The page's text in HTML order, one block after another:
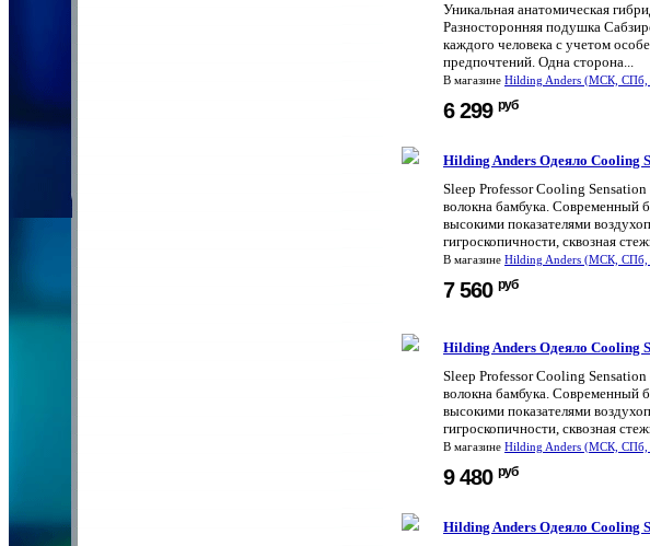
Уникальная анатомическая
Разносторонняя подушка
каждого человека с учетом
предпочтений. Одна сторона...
В магазине Hilding Anders (МСК,
6 299 руб
Hilding Anders Одеяло Cooling
Sleep Professor Cooling
волокна бамбука. Современный
высокими показателями
гигроскопичности, сквозная
В магазине Hilding Anders (МСК,
7 560 руб
Hilding Anders Одеяло Cooling
Sleep Professor Cooling
волокна бамбука. Современный
высокими показателями
гигроскопичности, сквозная
В магазине Hilding Anders (МСК,
9 480 руб
Hilding Anders Одеяло Cooling